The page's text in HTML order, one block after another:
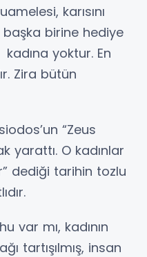
karısını
birine hediye
yoktur. En
Zira bütün
“Zeus
yarattı. O kadınlar
dediği tarihin tozlu
var mı, kadının
tartışılmış, insan